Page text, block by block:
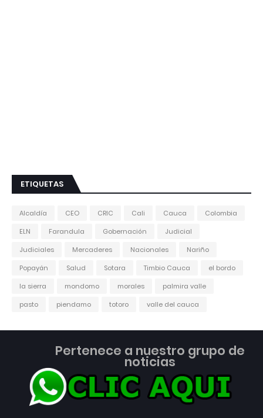
ETIQUETAS
Alcaldía CEO CRIC Cali Cauca
Colombia
ELN
Farandula Gobernación
Judicial
Judiciales
Mercaderes Nacionales
Nariño
Popayán
Salud Sotara Timbio Cauca
el bordo
la sierra
mondomo morales
palmira valle
pasto
piendamo totoro valle del cauca
Pertenece a nuestro grupo de
noticias